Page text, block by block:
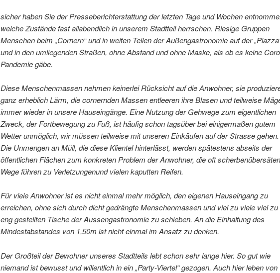
sicher haben Sie der Presseberichterstattung der letzten Tage und Wochen
welche Zustände fast allabendlich in unserem Stadtteil herrschen. Riesige Gruppen
Menschen beim „Cornern“ und in weiten Teilen der Außengastronomie auf der
und in den umliegenden Straßen, ohne Abstand und ohne Maske, als ob es keine
Pandemie gäbe.
Diese Menschenmassen nehmen keinerlei Rücksicht auf die Anwohner, sie
ganz erheblich Lärm, die cornernden Massen entleeren ihre Blasen und teilweise
immer wieder in unsere Hauseingänge. Eine Nutzung der Gehwege zum eigentlichen
Zweck, der Fortbewegung zu Fuß, ist häufig schon tagsüber bei einigermaßen gutem
Wetter unmöglich, wir müssen teilweise mit unseren Einkäufen auf der Strasse gehen.
Die Unmengen an Müll, die diese Klientel hinterlässt, werden spätestens abseits der
öffentlichen Flächen zum konkreten Problem der Anwohner, die oft scherbenübersäten
Wege führen zu Verletzungenund vielen kaputten Reifen.
Für viele Anwohner ist es nicht einmal mehr möglich, den eigenen Hauseingang zu
erreichen, ohne sich durch dicht gedrängte Menschenmassen und viel zu viele viel zu
eng gestellten Tische der Aussengastronomie zu schieben. An die Einhaltung des
Mindestabstandes von 1,50m ist nicht einmal im Ansatz zu denken.
Der Großteil der Bewohner unseres Stadtteils lebt schon sehr lange hier. So gut wie
niemand ist bewusst und willentlich in ein „Party-Viertel“ gezogen. Auch hier leben von